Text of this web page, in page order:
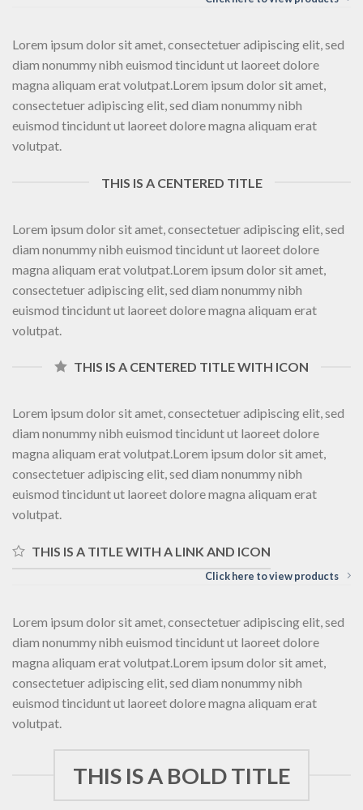
Lorem ipsum dolor sit amet, consectetuer adipiscing elit, sed
diam nonummy nibh euismod tincidunt ut laoreet dolore
magna aliquam erat volutpat.Lorem ipsum dolor sit amet,
consectetuer adipiscing elit, sed diam nonummy nibh
euismod tincidunt ut laoreet dolore magna aliquam erat
volutpat.
THIS IS A CENTERED TITLE
Lorem ipsum dolor sit amet, consectetuer adipiscing elit, sed
diam nonummy nibh euismod tincidunt ut laoreet dolore
magna aliquam erat volutpat.Lorem ipsum dolor sit amet,
consectetuer adipiscing elit, sed diam nonummy nibh
euismod tincidunt ut laoreet dolore magna aliquam erat
volutpat.
THIS IS A CENTERED TITLE WITH ICON
Lorem ipsum dolor sit amet, consectetuer adipiscing elit, sed
diam nonummy nibh euismod tincidunt ut laoreet dolore
magna aliquam erat volutpat.Lorem ipsum dolor sit amet,
consectetuer adipiscing elit, sed diam nonummy nibh
euismod tincidunt ut laoreet dolore magna aliquam erat
volutpat.
THIS IS A TITLE WITH A LINK AND ICON
Click here to view products
Lorem ipsum dolor sit amet, consectetuer adipiscing elit, sed
diam nonummy nibh euismod tincidunt ut laoreet dolore
magna aliquam erat volutpat.Lorem ipsum dolor sit amet,
consectetuer adipiscing elit, sed diam nonummy nibh
euismod tincidunt ut laoreet dolore magna aliquam erat
volutpat.
THIS IS A BOLD TITLE